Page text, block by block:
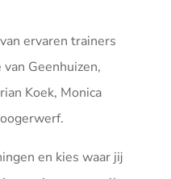
ervaren trainers
Geenhuizen,
Koek, Monica
en kies waar jij